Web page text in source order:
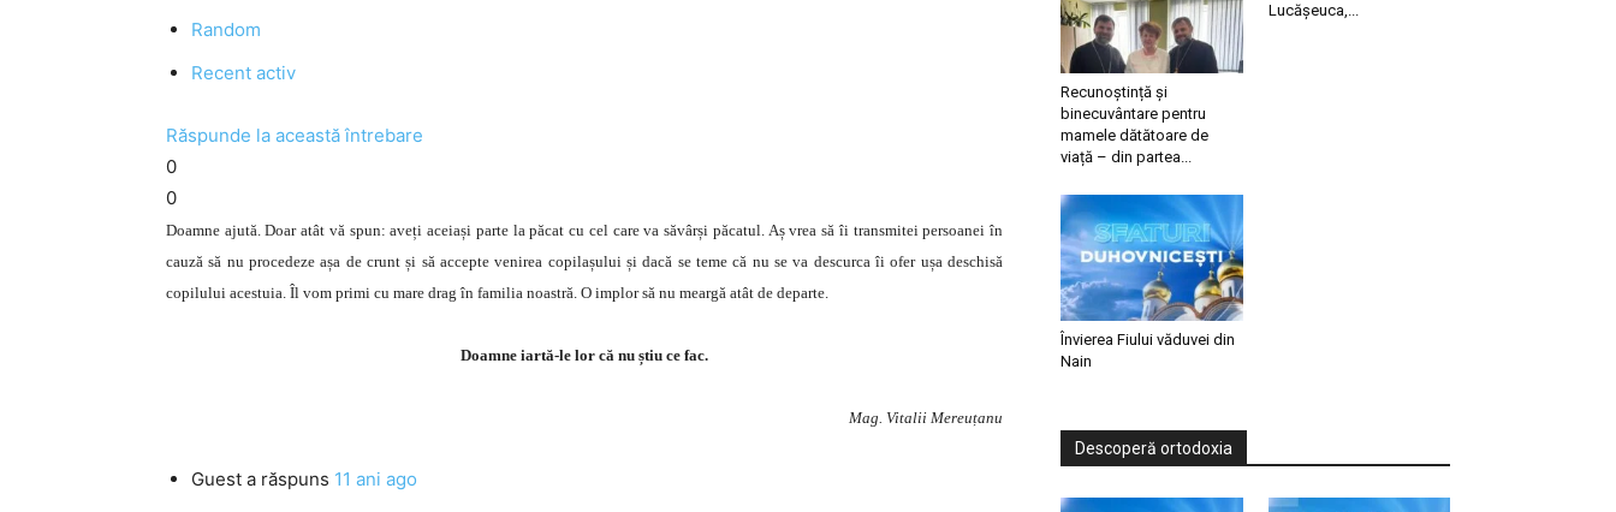
Random
Recent activ
Răspunde la această întrebare
0
0
Doamne ajută. Doar atât vă spun: aveți aceiași parte la păcat cu cel care va săvârși păcatul. Aș vrea să îi transmitei persoanei în
cauză să nu procedeze așa de crunt și să accepte venirea copilașului și dacă se teme că nu se va descurca îi ofer ușa deschisă
copilului acestuia. Îl vom primi cu mare drag în familia noastră. O implor să nu meargă atât de departe.
Doamne iartă-le lor că nu știu ce fac.
Mag. Vitalii Mereuțanu
Guest a răspuns 11 ani ago
Recunoștință și
binecuvântare pentru
mamele dătătoare de
viață – din partea...
Lucășeuca,...
Învierea Fiului văduvei din
Nain
Descoperă ortodoxia